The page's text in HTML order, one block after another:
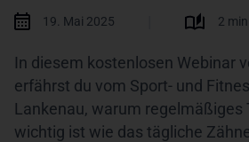
19. Mai 2025 2 min
In diesem kostenlosen Webinar
erfährst du vom Sport- und
Lankenau, warum regelmäßiges
wichtig ist wie das tägliche